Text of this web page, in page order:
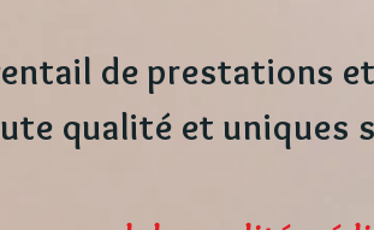
de prestations
qualité et uniques